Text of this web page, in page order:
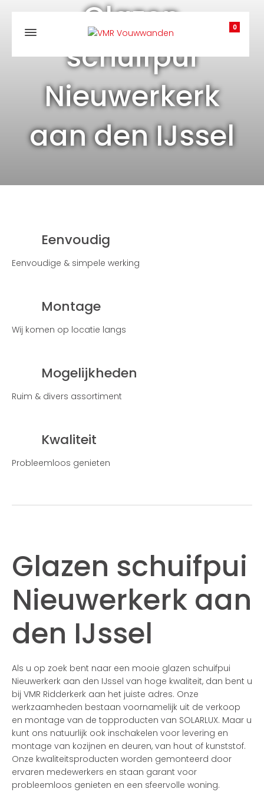
0
Glazen
schuifpui
Nieuwerkerk
aan den IJssel
Eenvoudig
Eenvoudige & simpele werking
Montage
Wij komen op locatie langs
Mogelijkheden
Ruim & divers assortiment
Kwaliteit
Probleemloos genieten
Glazen schuifpui
Nieuwerkerk aan
den IJssel
Als u op zoek bent naar een mooie glazen schuifpui
Nieuwerkerk aan den IJssel van hoge kwaliteit, dan bent u
bij VMR Ridderkerk aan het juiste adres. Onze
werkzaamheden bestaan voornamelijk uit de verkoop
en montage van de topproducten van SOLARLUX. Maar u
kunt ons natuurlijk ook inschakelen voor levering en
montage van kozijnen en deuren, van hout of kunststof.
Onze kwaliteitsproducten worden gemonteerd door
ervaren medewerkers en staan garant voor
probleemloos genieten en een sfeervolle woning.